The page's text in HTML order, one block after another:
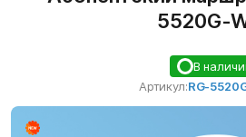
5520G-
В
Артикул:RG-